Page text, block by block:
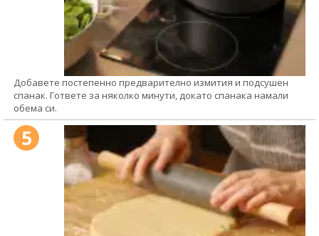
Добавете постепенно предварително измития и подсушен
спанак. Гответе за няколко минути, докато спанака намали
обема си.
5